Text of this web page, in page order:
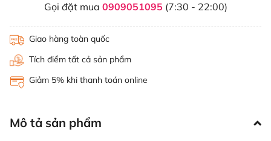
Gọi đặt mua 0909051095 (7:30 - 22:00)
Giao hàng toàn quốc
Tích điểm tất cả sản phẩm
Giảm 5% khi thanh toán online
Mô tả sản phẩm